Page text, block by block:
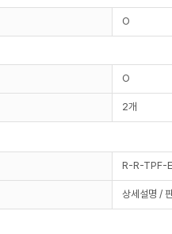
O
O
2개
R-R-TPF-
상세설명 /